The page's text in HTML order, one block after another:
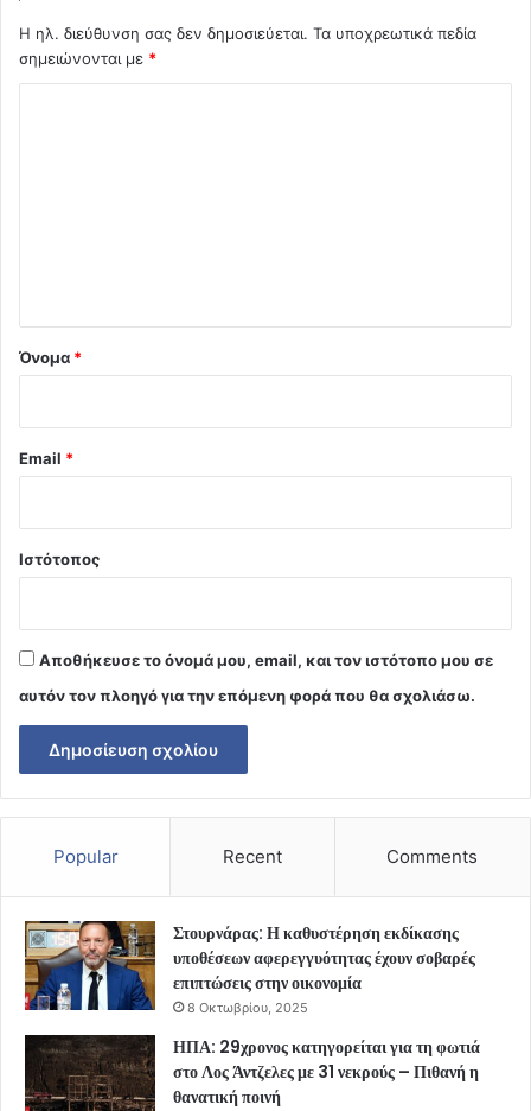
Η ηλ. διεύθυνση σας δεν δημοσιεύεται. Τα υποχρεωτικά πεδία
σημειώνονται με *
Όνομα *
Email *
Ιστότοπος
Αποθήκευσε το όνομά μου, email, και τον ιστότοπο μου σε
αυτόν τον πλοηγό για την επόμενη φορά που θα σχολιάσω.
Popular Recent Comments
Στουρνάρας: Η καθυστέρηση εκδίκασης
υποθέσεων αφερεγγυότητας έχουν σοβαρές
επιπτώσεις στην οικονομία
8 Οκτωβρίου, 2025
ΗΠΑ: 29χρονος κατηγορείται για τη φωτιά
στο Λος Άντζελες με 31 νεκρούς – Πιθανή η
θανατική ποινή